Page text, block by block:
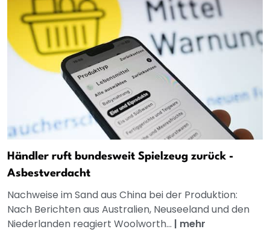
Händler ruft bundesweit Spielzeug zurück -
Asbestverdacht
Nachweise im Sand aus China bei der Produktion:
Nach Berichten aus Australien, Neuseeland und den
Niederlanden reagiert Woolworth... | mehr